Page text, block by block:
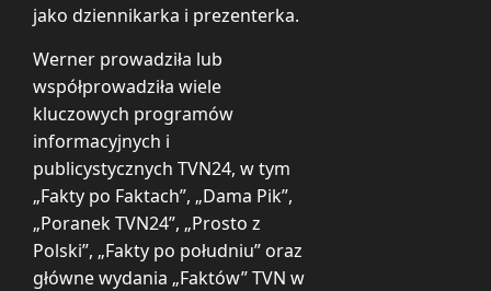
jako dziennikarka i prezenterka.
Werner prowadziła lub
współprowadziła wiele
kluczowych programów
informacyjnych i
publicystycznych TVN24, w tym
„Fakty po Faktach”, „Dama Pik”,
„Poranek TVN24”, „Prosto z
Polski”, „Fakty po południu” oraz
główne wydania „Faktów” TVN w